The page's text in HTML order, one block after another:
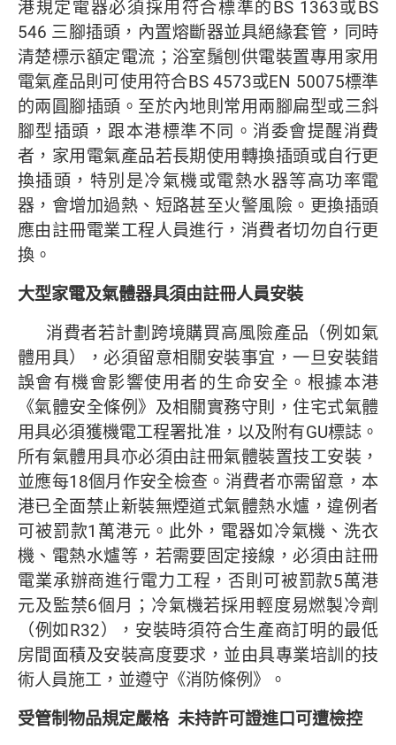
港規定電器必須採用符合標準的BS 1363或BS
546 三腳插頭，內置熔斷器並具絕緣套管，同時
清楚標示額定電流；浴室鬚刨供電裝置專用家用
電氣產品則可使用符合BS 4573或EN 50075標準
的兩圓腳插頭。至於內地則常用兩腳扁型或三斜
腳型插頭，跟本港標準不同。消委會提醒消費
者，家用電氣產品若長期使用轉換插頭或自行更
換插頭，特別是冷氣機或電熱水器等高功率電
器，會增加過熱、短路甚至火警風險。更換插頭
應由註冊電業工程人員進行，消費者切勿自行更
換。
大型家電及氣體器具須由註冊人員安裝
消費者若計劃跨境購買高風險產品（例如氣
體用具），必須留意相關安裝事宜，一旦安裝錯
誤會有機會影響使用者的生命安全。根據本港
《氣體安全條例》及相關實務守則，住宅式氣體
用具必須獲機電工程署批准，以及附有GU標誌。
所有氣體用具亦必須由註冊氣體裝置技工安裝，
並應每18個月作安全檢查。消費者亦需留意，本
港已全面禁止新裝無煙道式氣體熱水爐，違例者
可被罰款1萬港元。此外，電器如冷氣機、洗衣
機、電熱水爐等，若需要固定接線，必須由註冊
電業承辦商進行電力工程，否則可被罰款5萬港
元及監禁6個月；冷氣機若採用輕度易燃製冷劑
（例如R32），安裝時須符合生產商訂明的最低
房間面積及安裝高度要求，並由具專業培訓的技
術人員施工，並遵守《消防條例》。
受管制物品規定嚴格 未持許可證進口可遭檢控